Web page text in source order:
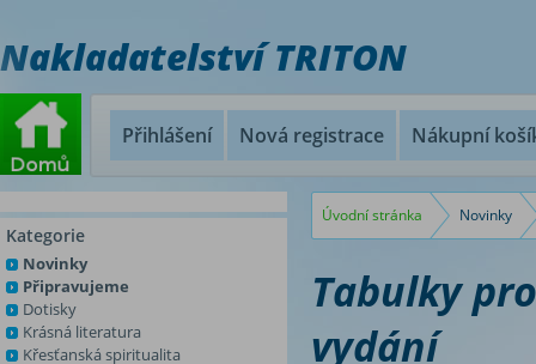
Nakladatelství TRITON
Přihlášení Nová registrace Nákupní
Kategorie
Novinky
Připravujeme
Dotisky
Krásná literatura
Křesťanská spiritualita
Úvodní stránka Novinky
Tabulky
vydání